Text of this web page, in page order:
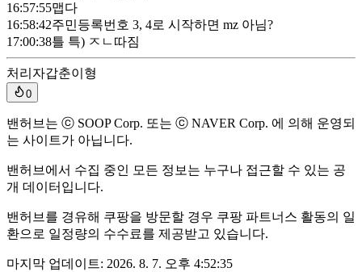
16:57:55맵다
16:58:42주민등록번호 3, 4로 시작하면 mz 아님?
17:00:38틀 특) ㅈㄴ따짐
처리자갑춘이형
0
밴허브는 ⓒ SOOP Corp. 또는 ⓒ NAVER Corp. 에 의해 운영되
는 사이트가 아닙니다.
밴허브에서 수집 중인 모든 정보는 누구나 접근할 수 있는 공
개 데이터입니다.
밴허브를 경유해 쿠팡을 방문할 경우 쿠팡 파트너스 활동의 일
환으로 일정량의 수수료를 제공받고 있습니다.
마지막 업데이트: 2026. 8. 7. 오후 4:52:35